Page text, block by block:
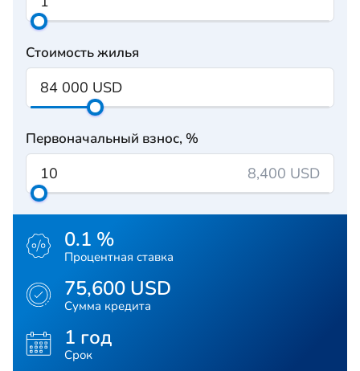
Стоимость жилья
Первоначальный взнос, %
8,400 USD
0.1 %
Процентная ставка
75,600 USD
Сумма кредита
1 год
Срок